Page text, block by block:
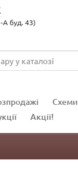
А буд. 43)
Схеми
Акції!